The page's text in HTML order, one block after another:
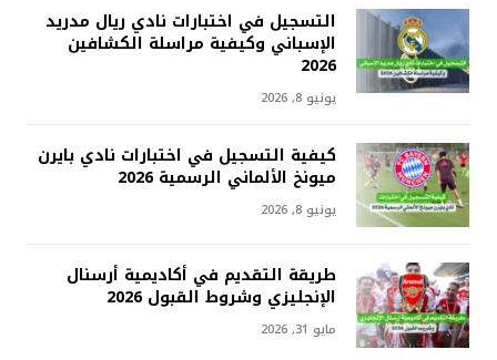
التسجيل في اختبارات نادي ريال مدريد
الإسباني وكيفية مراسلة الكشافين
2026
يونيو 8, 2026
كيفية التسجيل في اختبارات نادي بايرن
ميونخ الألماني الرسمية 2026
يونيو 8, 2026
طريقة التقديم في أكاديمية أرسنال
الإنجليزي وشروط القبول 2026
مايو 31, 2026